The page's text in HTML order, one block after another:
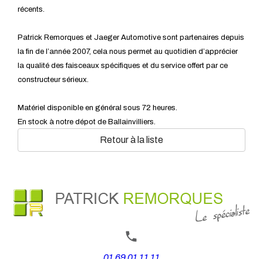
récents.
Patrick Remorques et Jaeger Automotive sont partenaires depuis
la fin de l’année 2007, cela nous permet au quotidien d’apprécier
la qualité des faisceaux spécifiques et du service offert par ce
constructeur sérieux.
Matériel disponible en général sous 72 heures.
En stock à notre dépot de Ballainvilliers.
Retour à la liste